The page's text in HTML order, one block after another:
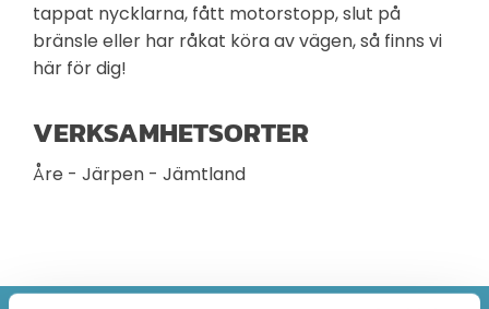
tappat nycklarna, fått motorstopp, slut på
bränsle eller har råkat köra av vägen, så finns vi
här för dig!
VERKSAMHETSORTER
Åre - Järpen - Jämtland